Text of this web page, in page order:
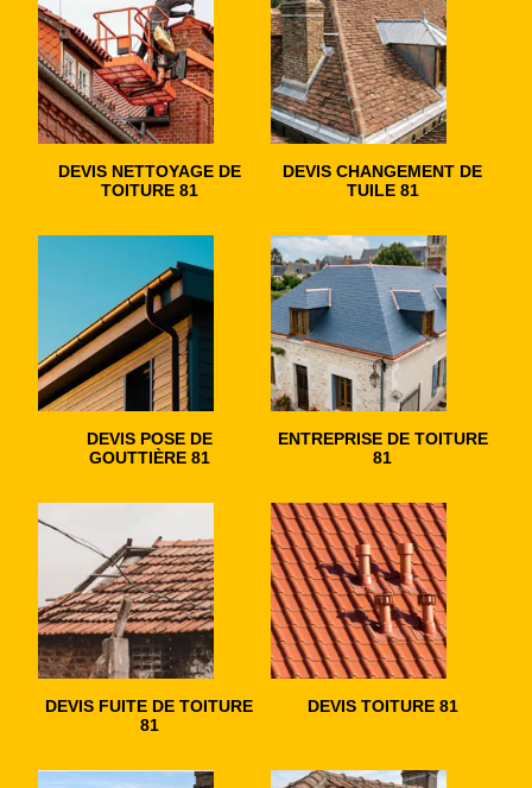
DEVIS NETTOYAGE DE
TOITURE 81
DEVIS CHANGEMENT DE
TUILE 81
DEVIS POSE DE
GOUTTIÈRE 81
ENTREPRISE DE TOITURE
81
DEVIS FUITE DE TOITURE
81
DEVIS TOITURE 81